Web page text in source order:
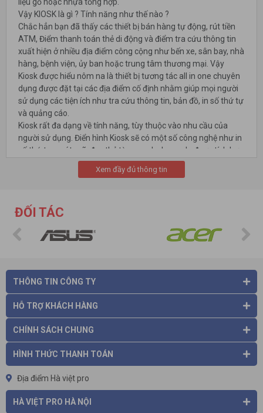
liệu gỗ hoặc nhựa tổng hợp.
Vậy KIOSK là gì ? Tính năng như thế nào ?
Chắc hẳn bạn đã thấy các thiết bị bán hàng tự động, rút tiền
ATM, Điểm thanh toán thẻ di động và điểm tra cứu thông tin
xuất hiện ở nhiều địa điểm công cộng như bến xe, sân bay, nhà
hàng, bệnh viện, ủy ban hoặc trung tâm thương mại. Vậy
Kiosk được hiểu nôm na là thiết bị tương tác all in one chuyên
dụng được đặt tại các địa điểm cố định nhằm giúp mọi người
sử dụng các tiện ích như tra cứu thông tin, bản đồ, in số thứ tự
và quảng cáo.
Kiosk rất đa dạng về tính năng, tùy thuộc vào nhu cầu của
người sử dụng. Điển hình Kiosk sẽ có một số công nghệ như in
số thứ tự, quét mã, đọc thẻ từ, qr code, barcode được tích hợp
linh động cho từng hệ thống. Đối với bệnh viện Kiosk sẽ được
cung cấp tính năng in số thứ tự và đọc mã vạch cùng màn
Hệ thống đăng ký khám bệnh. Thông thường khi khám bệnh
chứng bạn muốn điều trị. Bằng Kiosk bạn có thể đăng ký
cho mình.
Xem đầy đủ thông tin
ĐỐI TÁC
THÔNG TIN CÔNG TY
HỖ TRỢ KHÁCH HÀNG
CHÍNH SÁCH CHUNG
HÌNH THỨC THANH TOÁN
Địa điểm Hà việt pro
HÀ VIỆT PRO HÀ NỘI